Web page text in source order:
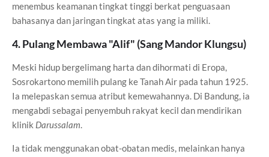
menembus keamanan tingkat tinggi berkat penguasaan
bahasanya dan jaringan tingkat atas yang ia miliki.
4. Pulang Membawa "Alif" (Sang Mandor Klungsu)
Meski hidup bergelimang harta dan dihormati di Eropa,
Sosrokartono memilih pulang ke Tanah Air pada tahun 1925.
Ia melepaskan semua atribut kemewahannya. Di Bandung, ia
mengabdi sebagai penyembuh rakyat kecil dan mendirikan
klinik Darussalam.
Ia tidak menggunakan obat-obatan medis, melainkan hanya